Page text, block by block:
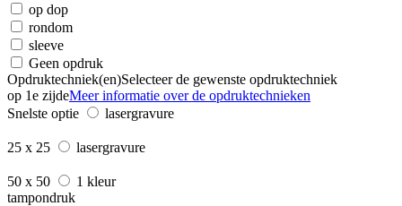
op dop
rondom
sleeve
Geen opdruk
Opdruktechniek(en)Selecteer de gewenste opdruktechniek
op 1e zijdeMeer informatie over de opdruktechnieken
Snelste optie
lasergravure
25 x 25 lasergravure
50 x 50
1 kleur
tampondruk